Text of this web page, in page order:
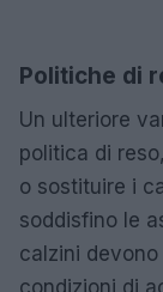
Politiche di
Un ulteriore
politica di
o sostituire i
soddisfino le
calzini
condizioni di